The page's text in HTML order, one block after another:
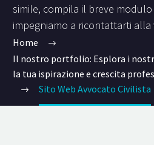
simile, compila il breve modulo
impegniamo a ricontattarti
Home
Il nostro portfolio: Esplora i
la tua ispirazione e crescita
Sito Web Avvocato Civilista